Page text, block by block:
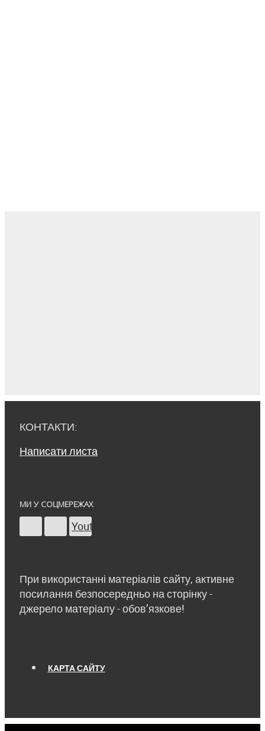
КОНТАКТИ:
Написати листа
МИ У СОЦМЕРЕЖАХ
Youtube
При використанні матеріалів сайту, активне
посилання безпосередньо на сторінку -
джерело матеріалу - обов’язкове!
КАРТА САЙТУ